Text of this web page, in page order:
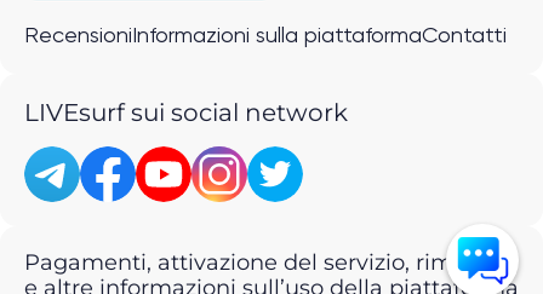
Recensioni Informazioni sulla piattaformaContatti
LIVEsurf sui social network
Pagamenti, attivazione del servizio, rimborsi
e altre informazioni sull’uso della piattaforma